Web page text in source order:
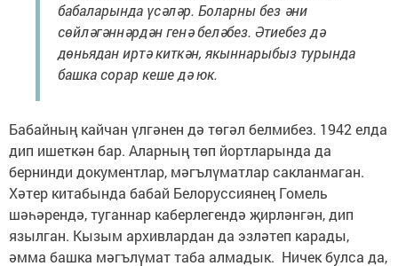
бабаларында үсәләр. Боларны без әни
сөйләгәннәрдән генә беләбез. Әтиебез дә
дөньядан иртә киткән, якыннарыбыз турында
башка сорар кеше дә юк.
Бабайның кайчан үлгәнен дә төгәл белмибез. 1942 елда
дип ишеткән бар. Аларның төп йортларында да
бернинди документлар, мәгълүматлар сакланмаган.
Хәтер китабында бабай Белоруссиянең Гомель
шәһәрендә, туганнар каберлегендә җирләнгән, дип
язылган. Кызым архивлардан да эзләтеп карады,
әмма башка мәгълүмат таба алмадык. Ничек булса да,